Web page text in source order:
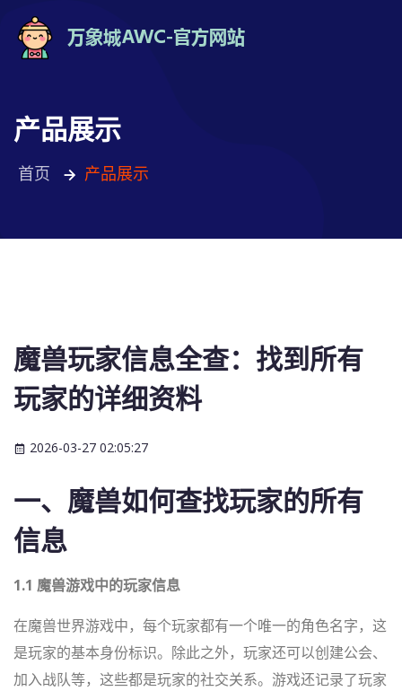
产品展示
首页 产品展示
魔兽玩家信息全查：找到所有
玩家的详细资料
2026-03-27 02:05:27
一、魔兽如何查找玩家的所有
信息
1.1 魔兽游戏中的玩家信息
在魔兽世界游戏中，每个玩家都有一个唯一的角色名字，这
是玩家的基本身份标识。除此之外，玩家还可以创建公会、
加入战队等，这些都是玩家的社交关系。游戏还记录了玩家